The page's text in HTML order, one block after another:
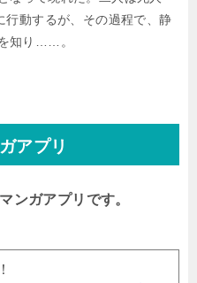
行動するが、その過程で、静
知り……。
アプリ
マンガアプリです。